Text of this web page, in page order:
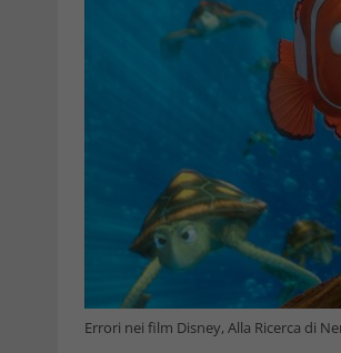
Errori nei film Disney, Alla Ricerca di